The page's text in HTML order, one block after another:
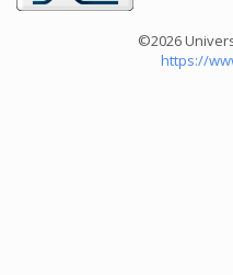
©2026
https://